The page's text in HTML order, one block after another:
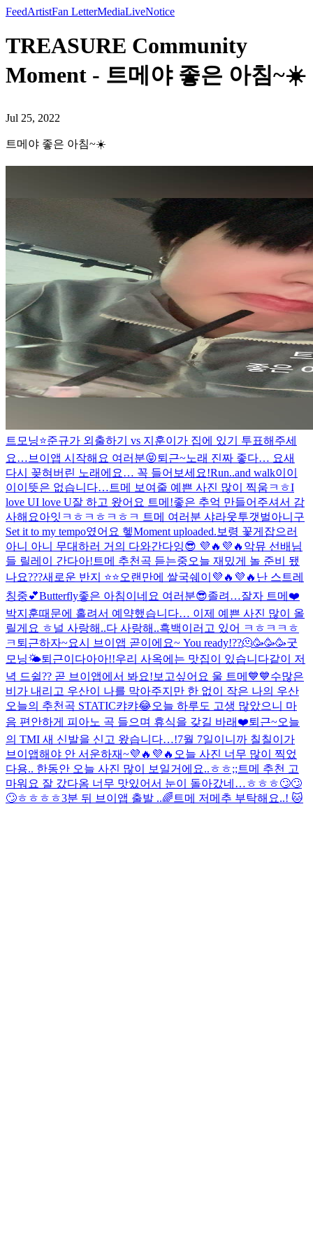
FeedArtistFan LetterMediaLiveNotice
TREASURE Community
Moment - 트메야 좋은 아침~☀️
Jul 25, 2022
트메야 좋은 아침~☀️
트모닝⭐️준규가 외출하기 vs 지훈이가 집에 있기 투표해주세
요… 브이앱 시작해요 여러분😝퇴근~노래 진짜 좋다… 요새
다시 꽂혀버린 노래에요… 꼭 들어보세요!Run..and walk이이
이이뜻은 없습니다… 트메 보여줄 예쁜 사진 많이 찍움ㅋㅎI
love UI love U잘 하고 왔어요 트메!좋은 추억 만들어주셔서 감
사해요아잇ㅋㅎㅋㅎㅋㅎㅋ 트메 여러분 샤라웃투갯벌아니구
Set it to my tempo였어요 헿Moment uploaded. 보령 꽃게잡으러
아니 아니 무대하러 거의 다와간다잉😎 💜🔥💜🔥 악뮤 선배님
들 릴레이 간다아! 트메 추천곡 듣는중오늘 재밌게 놀 준비 됐
나요???새로운 반지 ⭐️⭐️오랜만에 쌀국쉐이💜🔥💜🔥 난 스트레
칭중💕Butterfly좋은 아침이네요 여러분😎졸려…잘자 트메❤️
박지훈때문에 홀려서 예약했습니다… 이제 예쁜 사진 많이 올
릴게요 ㅎ 널 사랑해..다 사랑해..흑백이러고 있어 ㅋㅎㅋㅋㅎ
ㅋ 퇴근하자~요시 브이앱 곧이에요~ You ready!??🫠🥳🥳🥳굿
모닝🌤퇴근이다아아!!우리 사옥에는 맛집이 있습니다같이 저
녁 드쉴?? 곧 브이앱에서 봐요! 보고싶어요 울 트메💙💙수많은
비가 내리고 우산이 나를 막아주지만 한 없이 작은 나의 우산
오늘의 추천곡 STATIC캬캬😂오늘 하루도 고생 많았으니 마
음 편안하게 피아노 곡 들으며 휴식을 갖길 바래❤️퇴근~오늘
의 TMI 새 신발을 신고 왔습니다…!7월 7일이니까 칠칠이가
브이앱해야 안 서운하재~💜🔥💜🔥 오늘 사진 너무 많이 찍었
다용.. 한동안 오늘 사진 많이 보일거에요..ㅎㅎ;; 트메 추천 고
마워요 잘 갔다옴 너무 맛있어서 눈이 돌아갔네…ㅎㅎㅎ🙄🙄
🙄ㅎㅎㅎㅎ3분 뒤 브이앱 출발 ..🌈 트메 저메추 부탁해요..! 🐱